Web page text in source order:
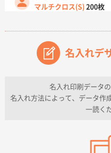
マルチクロス(S) 200枚
原稿データ流用が可能
兵庫県のお客様
チケットホルダー ダブ
上記のとおりです。
柳さんの対応が素晴らし
名入れデ
名入れ印刷データ
名入れ方法によって、データ作
一読く